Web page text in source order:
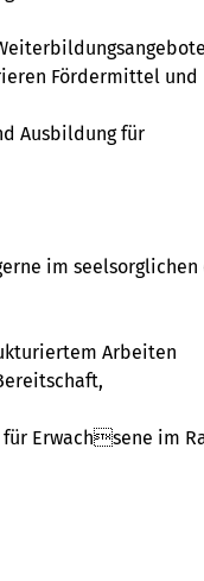
Fördermittel und
Ausbildung für
im seelsorglichen
Arbeiten
Erwachsene im